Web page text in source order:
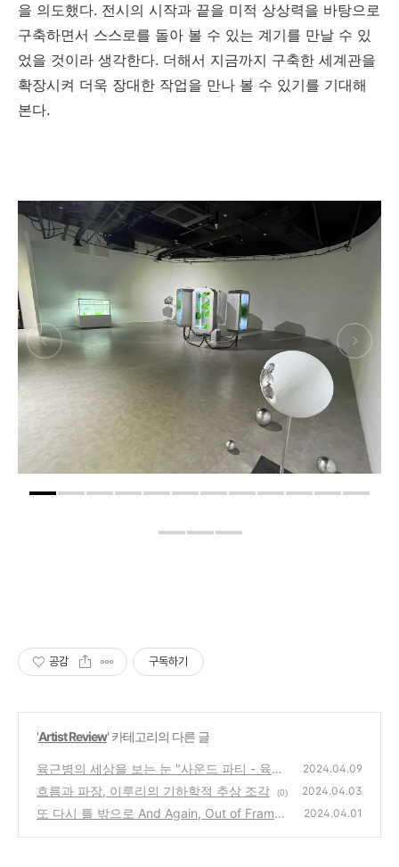
을 의도했다. 전시의 시작과 끝을 미적 상상력을 바탕으로
구축하면서 스스로를 돌아 볼 수 있는 계기를 만날 수 있
었을 것이라 생각한다. 더해서 지금까지 구축한 세계관을
확장시켜 더욱 장대한 작업을 만나 볼 수 있기를 기대해
본다.
공감 구독하기
'Artist Review' 카테고리의 다른 글
육근병의 세상을 보는 눈 "사운드 파티 - 육근
병"
(0)
2024.04.09
흐름과 파장, 이루리의 기하학적 추상 조각 (0) 2024.04.03
또 다시 틀 밖으로 And Again, Out of Frame 2024.04.01